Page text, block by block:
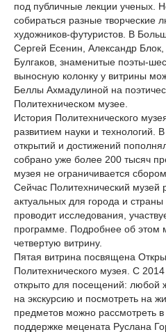
под публичные лекции ученых.
собираться разные творческие
художников-футуристов. В
Сергей Есенин, Александр
Булгаков, знаменитые поэты-
выносную колонку у витрины
Беллы Ахмадулиной на
Политехническом музее.
История Политехнического
развитием науки и технологий.
открытий и достижений
собрано уже более 200 тысяч
музея не ограничивается
Сейчас Политехнический музей
актуальных для города и
проводит исследования,
программе. Подробнее об этом
четвертую витрину.
Пятая витрина посвящена
Политехнического музея. С
открыто для посещений: любой
на экскурсию и посмотреть на
предметов можно рассмотреть
поддержке мецената Руслана